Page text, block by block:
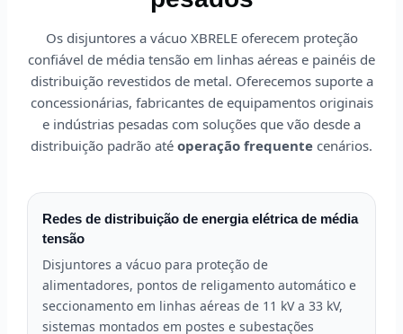
Os disjuntores a vácuo XBRELE oferecem proteção
confiável de média tensão em linhas aéreas e painéis de
distribuição revestidos de metal. Oferecemos suporte a
concessionárias, fabricantes de equipamentos originais
e indústrias pesadas com soluções que vão desde a
distribuição padrão até operação frequente cenários.
Redes de distribuição de energia elétrica de média
tensão
Disjuntores a vácuo para proteção de
alimentadores, pontos de religamento automático e
seccionamento em linhas aéreas de 11 kV a 33 kV,
sistemas montados em postes e subestações